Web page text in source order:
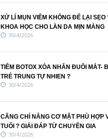
XỬ LÍ MỤN VIÊM KHÔNG ĐỂ LẠI SẸO
KHOA HỌC CHO LÀN DA MỊN MÀNG
30/4/2026
TIÊM BOTOX XÓA NHĂN ĐUÔI MẮT-
TRẺ TRUNG TỰ NHIEN ?
30/4/2026
CĂNG CHỈ NÂNG CƠ MẶT PHÙ HỢP
TUỔI ? GIẢI ĐÁP TỪ CHUYÊN GIA
30/4/2026